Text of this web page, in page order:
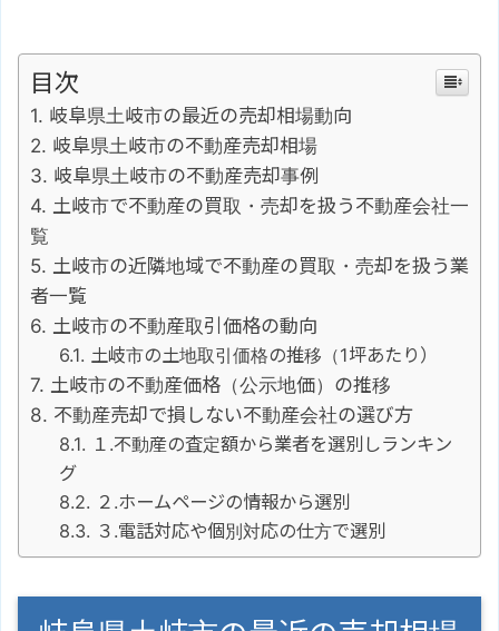
目次
岐阜県土岐市の最近の売却相場動向
岐阜県土岐市の不動産売却相場
岐阜県土岐市の不動産売却事例
土岐市で不動産の買取・売却を扱う不動産会社一
覧
土岐市の近隣地域で不動産の買取・売却を扱う業
者一覧
土岐市の不動産取引価格の動向
土岐市の土地取引価格の推移（1坪あたり）
土岐市の不動産価格（公示地価）の推移
不動産売却で損しない不動産会社の選び方
１.不動産の査定額から業者を選別しランキン
グ
２.ホームページの情報から選別
３.電話対応や個別対応の仕方で選別